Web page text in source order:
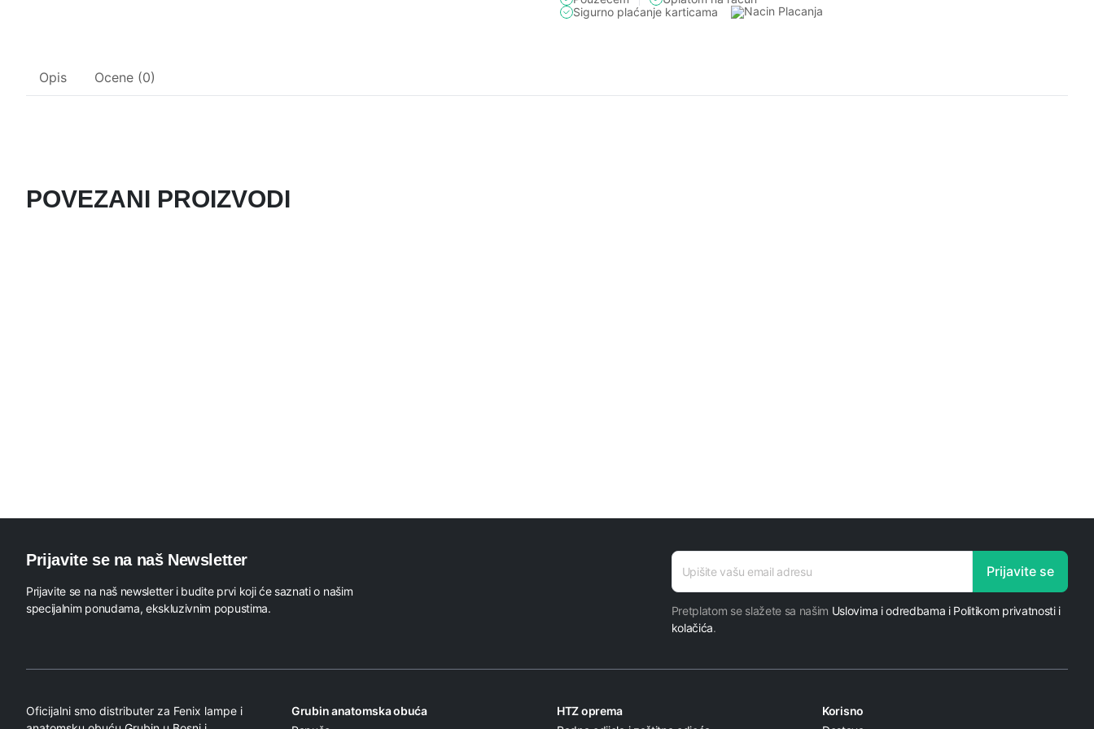
Sigurno plaćanje karticama
Opis Ocene (0)
POVEZANI PROIZVODI
Prijavite se na naš Newsletter
Prijavite se na naš newsletter i budite prvi koji će saznati o našim
specijalnim ponudama, ekskluzivnim popustima.
E-mail
E-mail
Prijavite se
Pretplatom se slažete sa našim Uslovima i odredbama i Politikom privatnosti i
kolačića.
Oficijalni smo distributer za Fenix lampe i
Grubin anatomska obuća
HTZ oprema
Korisno